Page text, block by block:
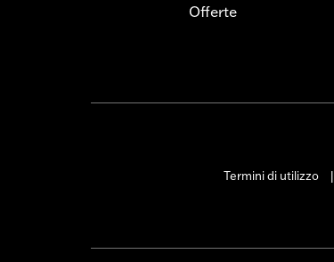
Offerte
Termini di utilizzo